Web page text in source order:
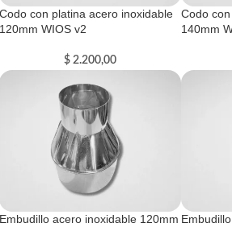
Codo con platina acero inoxidable
120mm WIOS v2
$ 2.200,00
Codo
140mm
Embudillo acero inoxidable 120mm